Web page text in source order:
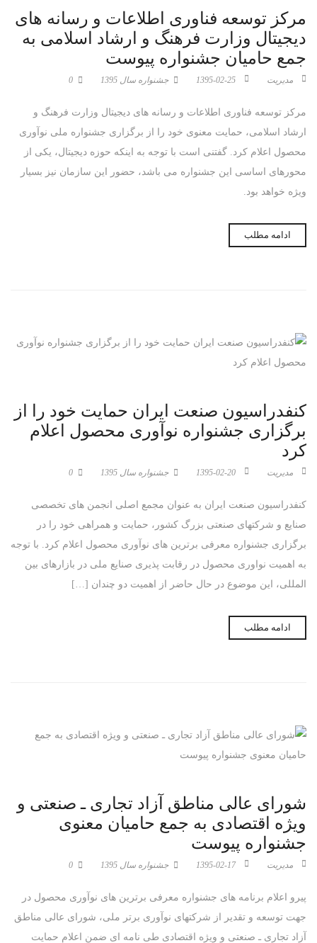
نام شرکت
سال معرفی نوآوری
مرکز توسعه فناوری اطلاعات و رسانه های
دیجیتال وزارت فرهنگ و ارشاد اسلامی به
جمع حامیان جشنواره پیوست
مدیریت جشنواره سال 1395
مرکز توسعه فناوری اطلاعات و رسانه های دیجیتال وزارت فرهنگ و
ارشاد اسلامی، حمایت معنوی خود را از برگزاری جشنواره ملی نوآوری
محصول اعلام کرد. گفتنی است با توجه به اینکه حوزه دیجیتال، یکی از
محورهای اساسی این جشنواره می باشد، حضور این سازمان نیز بسیار
ویژه خواهد بود.
ادامه مطلب
کنفدراسیون صنعت ایران حمایت خود را از
برگزاری جشنواره نوآوری محصول اعلام
کرد
مدیریت جشنواره سال 1395
کنفدراسیون صنعت ایران به عنوان مجمع اصلی انجمن های تخصصی
صنایع و شرکتهای صنعتی بزرگ کشور، حمایت و همراهی خود را در
برگزاری جشنواره معرفی برترین های نوآوری محصول اعلام کرد. با توجه
به اهمیت نواوری محصول در رقابت پذیری صنایع ملی در بازارهای بین
المللی، این موضوع در حال حاضر از اهمیت دو چندان […]
ادامه مطلب
شورای عالی مناطق آزاد تجاری ـ صنعتی و
ویژه اقتصادی به جمع حامیان معنوی
جشنواره پیوست
مدیریت 1395-02-17 جشنواره سال 1395
پیرو اعلام برنامه های جشنواره معرفی برترین های نوآوری محصول در
جهت توسعه و تقدیر از شرکتهای نوآوری برتر ملی، شورای عالی مناطق
آزاد تجاری ـ صنعتی و ویژه اقتصادی طی نامه ای ضمن اعلام حمایت